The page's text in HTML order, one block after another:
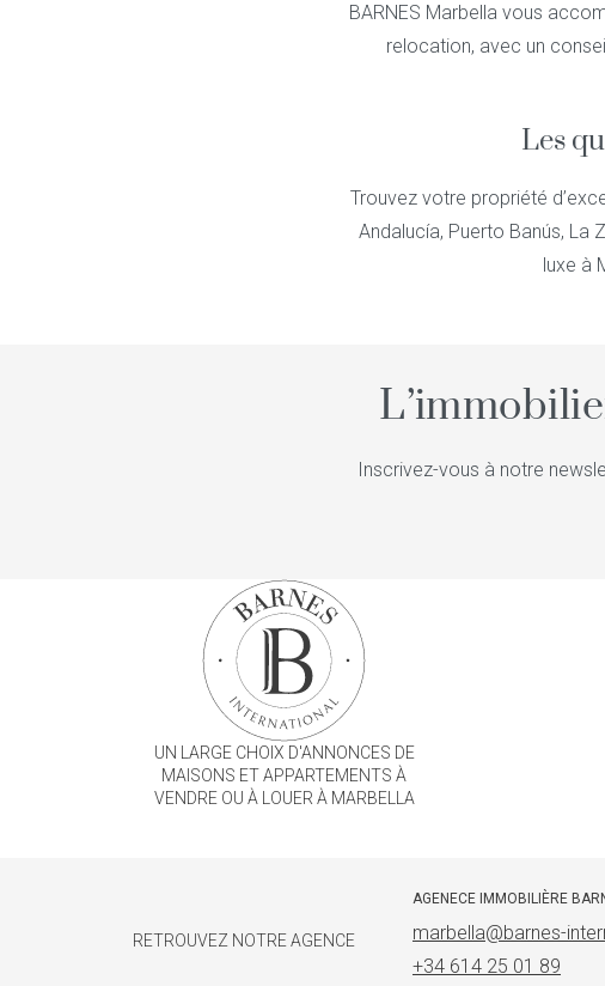
BARNES Marbella vous
relocation, avec un
Les
Trouvez votre propriété
Andalucía, Puerto Banús, La
luxe à
Inscrivez-vous à notre
UN LARGE CHOIX D'ANNONCES DE
MAISONS ET APPARTEMENTS À
VENDRE OU À LOUER À MARBELLA
RETROUVEZ NOTRE AGENCE
AGENECE IMMOBILIÈRE
marbella@barnes-
+34 614 25 01 89